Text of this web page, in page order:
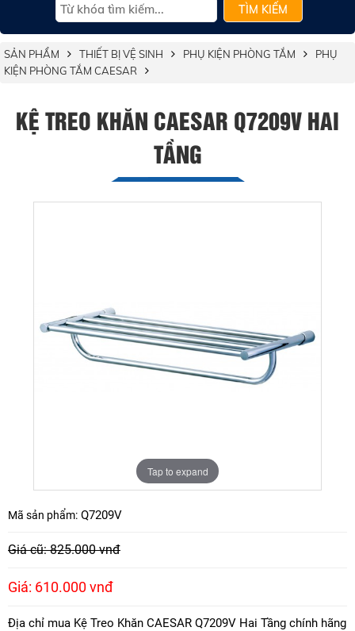
TÌM KIẾM
SẢN PHẨM THIẾT BỊ VỆ SINH PHỤ KIỆN PHÒNG TẮM
PHỤ
KIỆN PHÒNG TẮM CAESAR
KỆ TREO KHĂN CAESAR Q7209V HAI
TẦNG
Tap to expand
Mã sản phẩm: Q7209V
Giá cũ: 825.000 vnđ
Giá: 610.000 vnđ
Địa chỉ mua Kệ Treo Khăn CAESAR Q7209V Hai Tầng chính hãng